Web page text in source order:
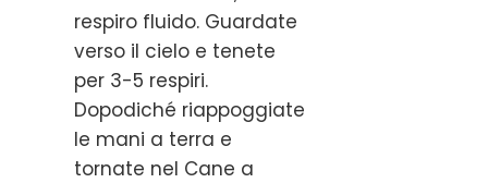
respiro fluido. Guardate
verso il cielo e tenete
per 3-5 respiri.
Dopodiché riappoggiate
le mani a terra e
tornate nel Cane a